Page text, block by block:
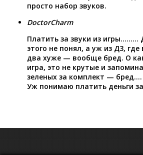
просто набор звуков.
DoctorCharm
Платить за звуки из
этого не понял, а уж из Д3,
два хуже — вообще бред. О
игра, это не крутые и
зеленых за комплект — бред….
Уж понимаю платить деньги